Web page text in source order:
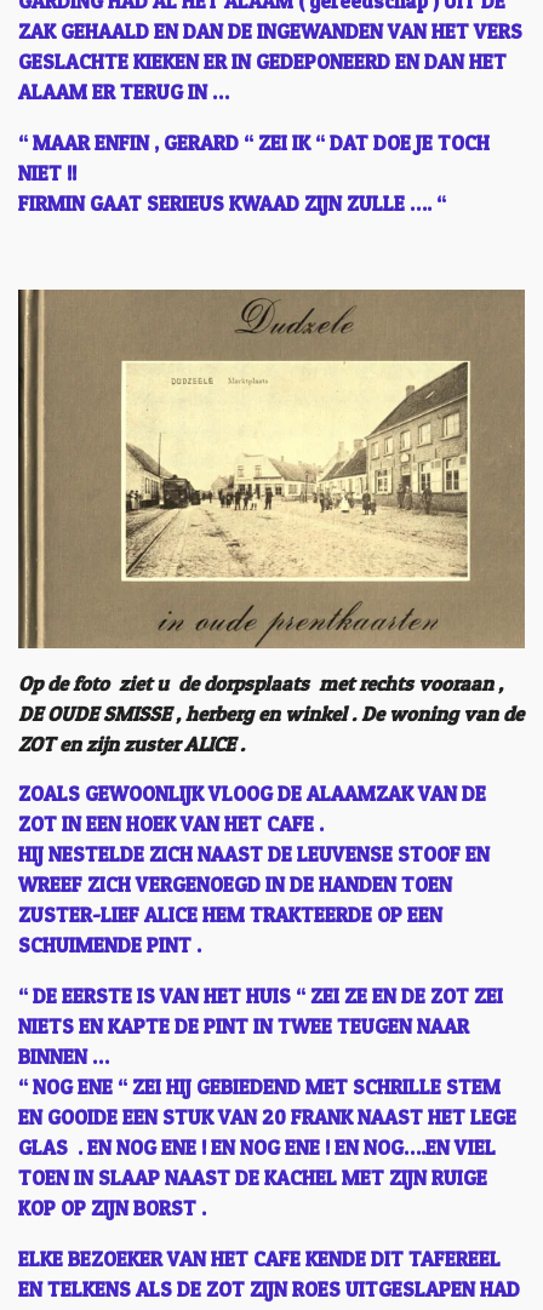
ZAK GEHAALD EN DAN DE INGEWANDEN VAN HET VERS
GESLACHTE KIEKEN ER IN GEDEPONEERD EN DAN HET
ALAAM ER TERUG IN …
“ MAAR ENFIN , GERARD “ ZEI IK “ DAT DOE JE TOCH
NIET !!
FIRMIN GAAT SERIEUS KWAAD ZIJN ZULLE …. “
Op de foto ziet u de dorpsplaats met rechts vooraan ,
DE OUDE SMISSE , herberg en winkel . De woning van de
ZOT en zijn zuster ALICE .
ZOALS GEWOONLIJK VLOOG DE ALAAMZAK VAN DE
ZOT IN EEN HOEK VAN HET CAFE .
HIJ NESTELDE ZICH NAAST DE LEUVENSE STOOF EN
WREEF ZICH VERGENOEGD IN DE HANDEN TOEN
ZUSTER-LIEF ALICE HEM TRAKTEERDE OP EEN
SCHUIMENDE PINT .
“ DE EERSTE IS VAN HET HUIS “ ZEI ZE EN DE ZOT ZEI
NIETS EN KAPTE DE PINT IN TWEE TEUGEN NAAR
BINNEN …
“ NOG ENE “ ZEI HIJ GEBIEDEND MET SCHRILLE STEM
EN GOOIDE EEN STUK VAN 20 FRANK NAAST HET LEGE
GLAS . EN NOG ENE ! EN NOG ENE ! EN NOG….EN VIEL
TOEN IN SLAAP NAAST DE KACHEL MET ZIJN RUIGE
KOP OP ZIJN BORST .
ELKE BEZOEKER VAN HET CAFE KENDE DIT TAFEREEL
EN TELKENS ALS DE ZOT ZIJN ROES UITGESLAPEN HAD